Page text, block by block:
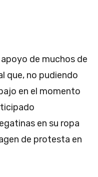
de muchos de
que, no pudiendo
en el momento
en su ropa
de protesta en